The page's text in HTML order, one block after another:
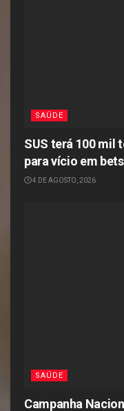
SAÚDE
SUS terá 100 mil
para vício em bets
4 DE AGOSTO, 2026
SAÚDE
Campanha